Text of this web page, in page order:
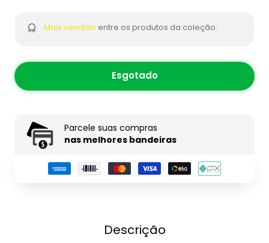
Mais vendido entre os produtos da coleção.
Esgotado
Parcele suas compras
nas melhores bandeiras
Descrição